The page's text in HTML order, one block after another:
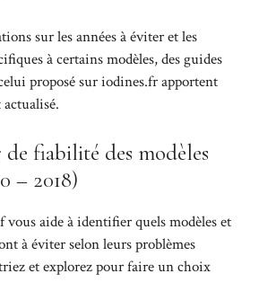
sur les années à éviter et les
à certains modèles, des guides
proposé suriodines.frapportent
fiabilité des modèles
– 2018)
aide à identifier quels modèles et
à éviter selon leurs problèmes
et explorez pour faire un choix